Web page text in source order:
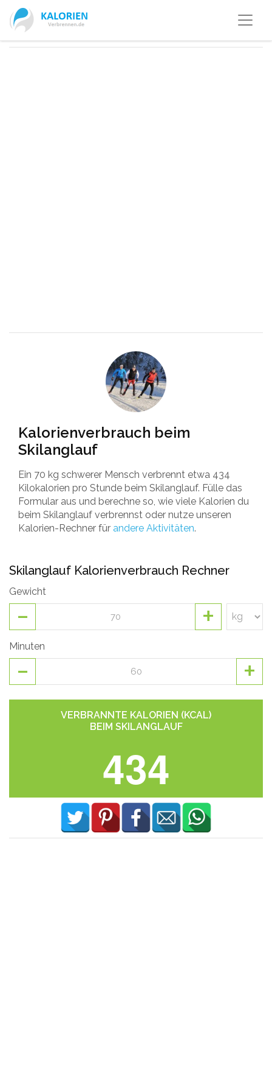
Kalorienverbrauch beim
Skilanglauf
Ein 70 kg schwerer Mensch verbrennt etwa 434
Kilokalorien pro Stunde beim Skilanglauf. Fülle das
Formular aus und berechne so, wie viele Kalorien du
beim Skilanglauf verbrennst oder nutze unseren
Kalorien-Rechner für andere Aktivitäten.
Skilanglauf Kalorienverbrauch Rechner
Gewicht
- +
Minuten
- +
VERBRANNTE KALORIEN (KCAL)
BEIM SKILANGLAUF
434